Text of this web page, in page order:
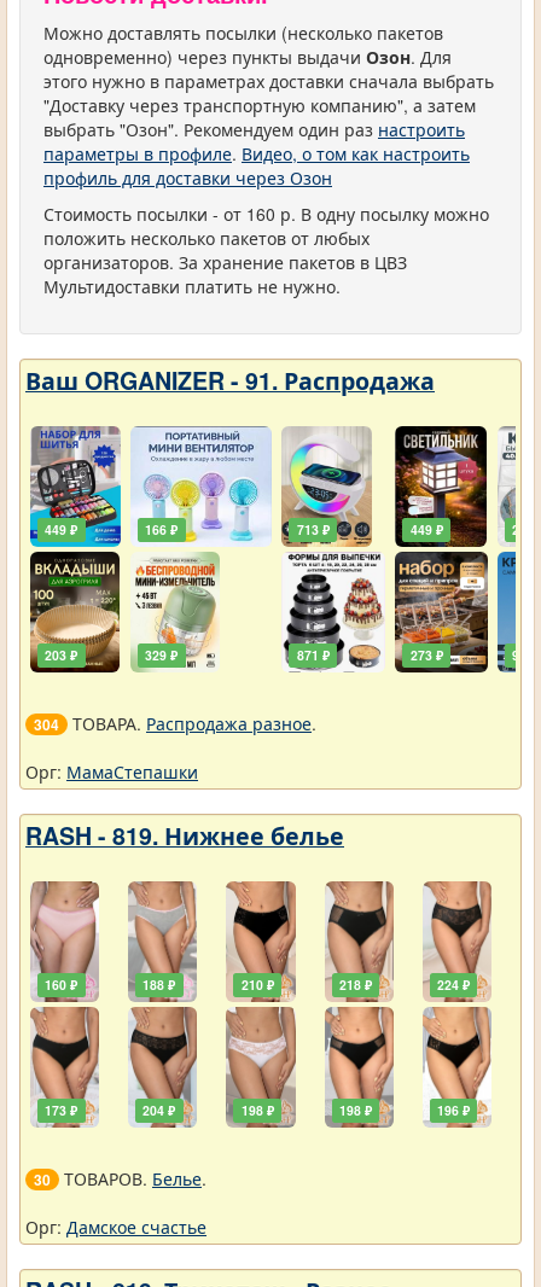
Можно доставлять посылки (несколько пакетов
одновременно) через пункты выдачи Озон. Для
этого нужно в параметрах доставки сначала выбрать
"Доставку через транспортную компанию", а затем
выбрать "Озон". Рекомендуем один раз настроить
параметры в профиле. Видео, о том как настроить
профиль для доставки через Озон
Стоимость посылки - от 160 р. В одну посылку можно
положить несколько пакетов от любых
организаторов. За хранение пакетов в ЦВЗ
Мультидоставки платить не нужно.
Ваш ORGANIZER - 91. Распродажа
449 ₽
203 ₽
166 ₽
329 ₽
713 ₽
871 ₽
449 ₽
273 ₽
203
90 ₽
304 ТОВАРА. Распродажа разное.
Орг: МамаСтепашки
RASH - 819. Нижнее белье
160 ₽
173 ₽
188 ₽
204 ₽
210 ₽
198 ₽
218 ₽
198 ₽
224 ₽
196 ₽
30 ТОВАРОВ. Белье.
Орг: Дамское счастье